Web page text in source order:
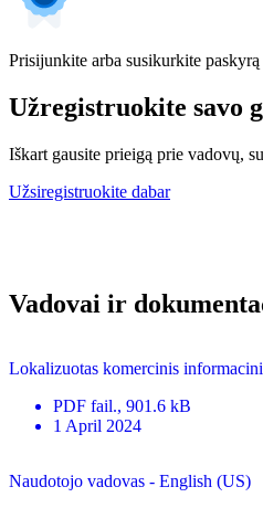
Prisijunkite arba susikurkite paskyrą
Užregistruokite savo
Iškart gausite prieigą prie vadovų,
Užsiregistruokite dabar
Vadovai ir
Lokalizuotas komercinis
PDF fail., 901.6 kB
1 April 2024
Naudotojo vadovas - English (US)